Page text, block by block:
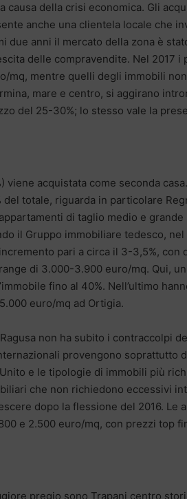
causa della crisi economica. Gli
anche una clientela locale che
due anni il mercato della zona è
delle compravendite. Nel 2017 i
mq, mentre quelli degli immobili
mare e centro, si aggirano
del 25-30%; lo stesso vale la
acquistata come seconda
totale, riguarda in particolare
di taglio medio e grande
il Gruppo immobiliare tedesco,
pari a circa il 3-3,5%, con
di 3.000-3.900 euro/mq. Qui,
fino al 40%. Nell’ultimo
euro/mq ad Ortigia.
non ha subito i contraccolpi
provengono soprattutto
e le tipologie di immobili più
che non richiedono eccessivi
dopo la flessione del 2016. Le
e 2.500 euro/mq, con prezzi top
pregio sono Trapani centro